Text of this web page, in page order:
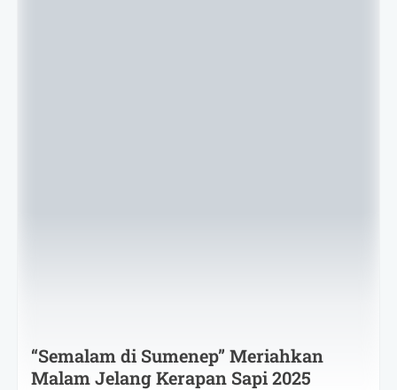
“Semalam di Sumenep” Meriahkan
Malam Jelang Kerapan Sapi 2025